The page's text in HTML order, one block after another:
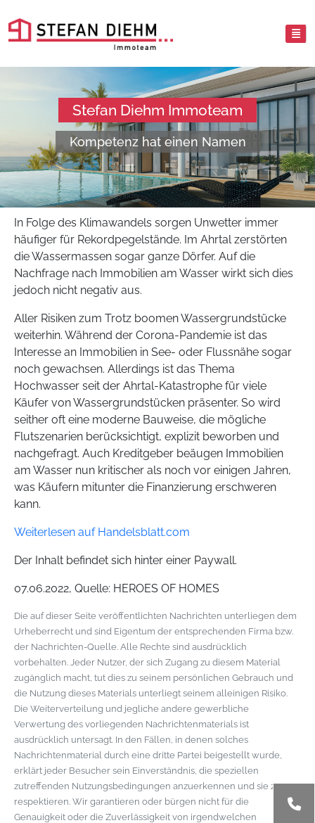
Stefan Diehm Immoteam
Kompetenz hat einen Namen
In Folge des Klimawandels sorgen Unwetter immer
häufiger für Rekordpegelstände. Im Ahrtal zerstörten
die Wassermassen sogar ganze Dörfer. Auf die
Nachfrage nach Immobilien am Wasser wirkt sich dies
jedoch nicht negativ aus.
Aller Risiken zum Trotz boomen Wassergrundstücke
weiterhin. Während der Corona-Pandemie ist das
Interesse an Immobilien in See- oder Flussnähe sogar
noch gewachsen. Allerdings ist das Thema
Hochwasser seit der Ahrtal-Katastrophe für viele
Käufer von Wassergrundstücken präsenter. So wird
seither oft eine moderne Bauweise, die mögliche
Flutszenarien berücksichtigt, explizit beworben und
nachgefragt. Auch Kreditgeber beäugen Immobilien
am Wasser nun kritischer als noch vor einigen Jahren,
was Käufern mitunter die Finanzierung erschweren
kann.
Weiterlesen auf Handelsblatt.com
Der Inhalt befindet sich hinter einer Paywall.
07.06.2022, Quelle: HEROES OF HOMES
Die auf dieser Seite veröffentlichten Nachrichten unterliegen dem
Urheberrecht und sind Eigentum der entsprechenden Firma bzw.
der Nachrichten-Quelle. Alle Rechte sind ausdrücklich
vorbehalten. Jeder Nutzer, der sich Zugang zu diesem Material
zugänglich macht, tut dies zu seinem persönlichen Gebrauch und
die Nutzung dieses Materials unterliegt seinem alleinigen Risiko.
Die Weiterverteilung und jegliche andere gewerbliche
Verwertung des vorliegenden Nachrichtenmaterials ist
ausdrücklich untersagt. In den Fällen, in denen solches
Nachrichtenmaterial durch eine dritte Partei beigestellt wurde,
erklärt jeder Besucher sein Einverständnis, die speziellen
zutreffenden Nutzungsbedingungen anzuerkennen und sie zu
respektieren. Wir garantieren oder bürgen nicht für die
Genauigkeit oder die Zuverlässigkeit von irgendwelchen